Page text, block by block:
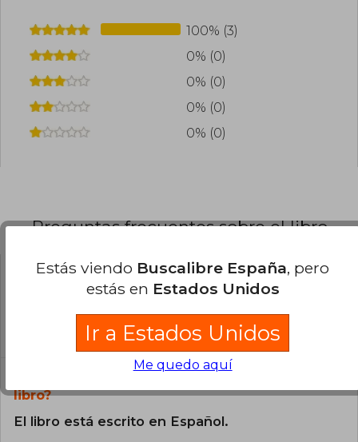
100% (3)
0% (0)
0% (0)
0% (0)
0% (0)
Preguntas frecuentes sobre el libro
¿El libro es original?
Todos los libros de nuestro
catálogo son Originales.
¿En qué Idioma está escrito el
libro?
El libro está escrito en Español.
Estás viendo Buscalibre España, pero
estás en Estados Unidos
Ir a Estados Unidos
Me quedo aquí